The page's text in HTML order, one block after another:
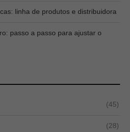
linha de produtos e distribuidora
passo a passo para ajustar o
(45)
(28)